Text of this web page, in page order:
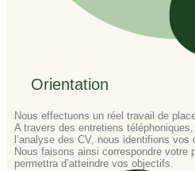
Orientation
Nous effectuons un réel travail de
A travers des entretiens
l’analyse des CV, nous identifions
Nous faisons ainsi correspondre votre
permettra d’atteindre vos objectifs.